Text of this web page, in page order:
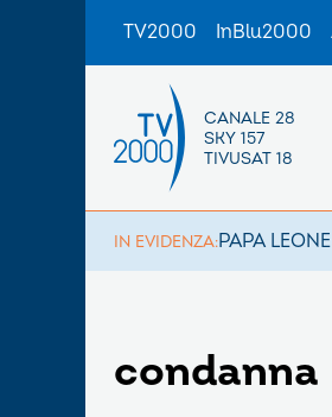
TV2000 InBlu2000
CANALE 28
SKY 157
TIVUSAT 18
IN EVIDENZA:PAPA
condanna